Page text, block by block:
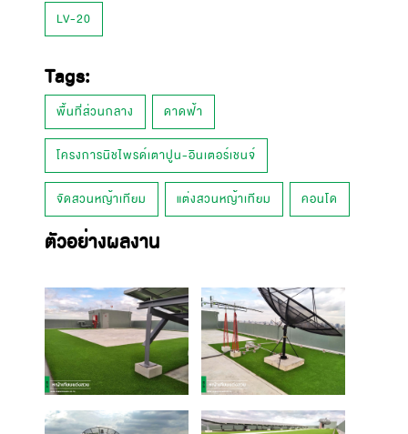
LV-20
Tags:
พื้นที่ส่วนกลาง ดาดฟ้า
โครงการนิชไพรด์เตาปูน-อินเตอร์เชนจ์
จัดสวนหญ้าเทียม แต่งสวนหญ้าเทียม คอนโด
ตัวอย่างผลงาน